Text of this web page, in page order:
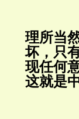
理所当
坏，只
现任何
这就是